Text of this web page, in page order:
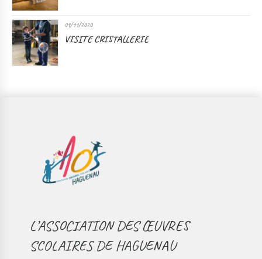
09/11/2020
VISITE CRISTALLERIE
L’ASSOCIATION DES ŒUVRES
SCOLAIRES DE HAGUENAU